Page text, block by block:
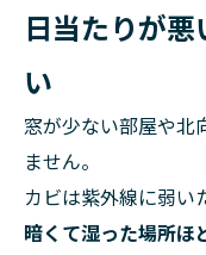
日当たりが
い
窓が少ない部屋や北
ません。
カビは紫外線に弱い
暗くて湿った場所ほ